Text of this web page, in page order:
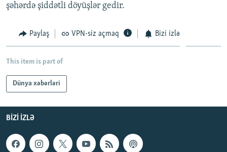
BIZIMLƏ ƏLAQƏ
şəhərdə şiddətli döyüşlər gedir.
Paylaş VPN-siz açmaq Bizi izlə
This item is part of
Dünya xəbərləri
BIZI IZLƏ